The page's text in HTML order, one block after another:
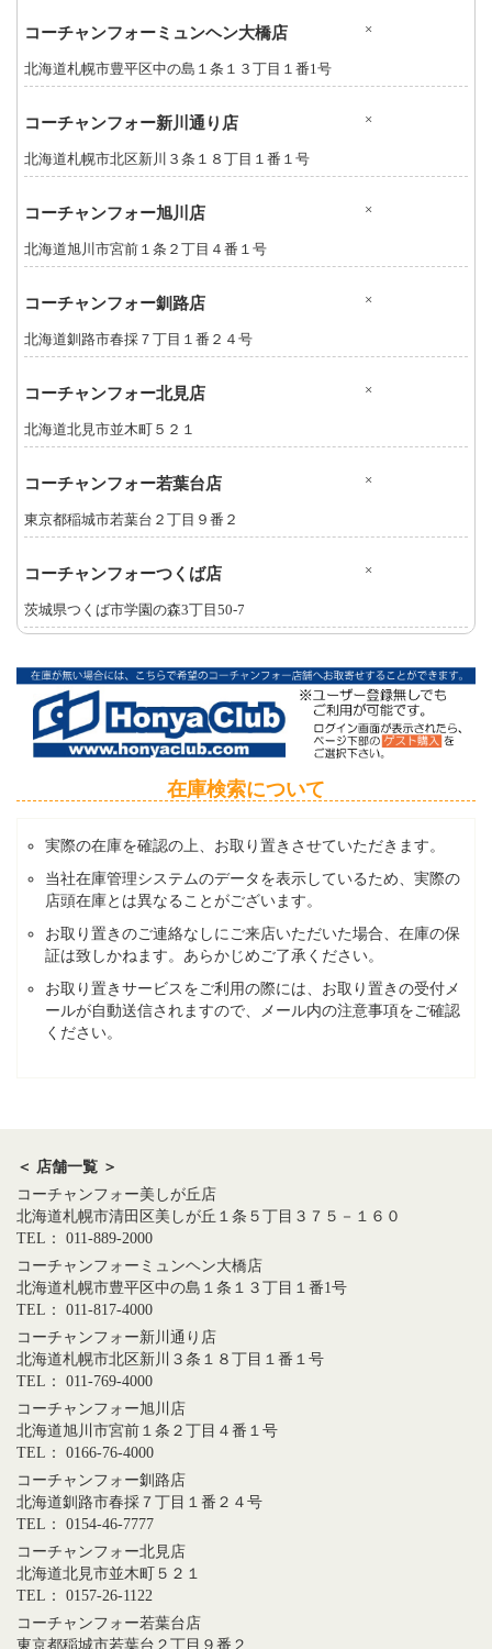
コーチャンフォーミュンヘン大橋店 ×
北海道札幌市豊平区中の島１条１３丁目１番1号
コーチャンフォー新川通り店 ×
北海道札幌市北区新川３条１８丁目１番１号
コーチャンフォー旭川店 ×
北海道旭川市宮前１条２丁目４番１号
コーチャンフォー釧路店 ×
北海道釧路市春採７丁目１番２４号
コーチャンフォー北見店 ×
北海道北見市並木町５２１
コーチャンフォー若葉台店 ×
東京都稲城市若葉台２丁目９番２
コーチャンフォーつくば店 ×
茨城県つくば市学園の森3丁目50-7
在庫検索について
実際の在庫を確認の上、お取り置きさせていただきます。
当社在庫管理システムのデータを表示しているため、実際の
店頭在庫とは異なることがございます。
お取り置きのご連絡なしにご来店いただいた場合、在庫の保
証は致しかねます。あらかじめご了承ください。
お取り置きサービスをご利用の際には、お取り置きの受付メ
ールが自動送信されますので、メール内の注意事項をご確認
ください。
＜ 店舗一覧 ＞
コーチャンフォー美しが丘店
北海道札幌市清田区美しが丘１条５丁目３７５－１６０
TEL： 011-889-2000
コーチャンフォーミュンヘン大橋店
北海道札幌市豊平区中の島１条１３丁目１番1号
TEL： 011-817-4000
コーチャンフォー新川通り店
北海道札幌市北区新川３条１８丁目１番１号
TEL： 011-769-4000
コーチャンフォー旭川店
北海道旭川市宮前１条２丁目４番１号
TEL： 0166-76-4000
コーチャンフォー釧路店
北海道釧路市春採７丁目１番２４号
TEL： 0154-46-7777
コーチャンフォー北見店
北海道北見市並木町５２１
TEL： 0157-26-1122
コーチャンフォー若葉台店
東京都稲城市若葉台２丁目９番２